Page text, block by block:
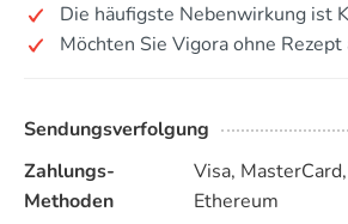
Die häufigste Nebenwirkung ist
Möchten Sie Vigora ohne
Sendungsverfolgung
Zahlungs-
Methoden
Visa,
Ethereum